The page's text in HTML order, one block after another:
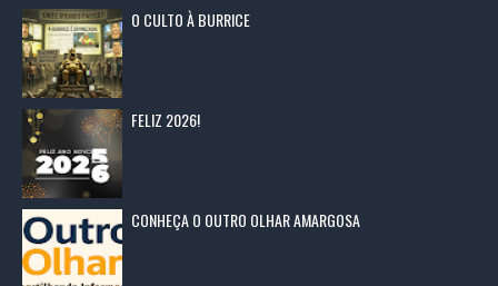
O CULTO À BURRICE
FELIZ 2026!
CONHEÇA O OUTRO OLHAR AMARGOSA